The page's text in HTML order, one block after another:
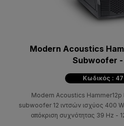
Modern Acoustics
Subwoofer
Κωδικός :
Modern Acoustics Hammer12p
subwoofer 12 ιντσών ισχύος 400
απόκριση συχνότητας 39 Hz -